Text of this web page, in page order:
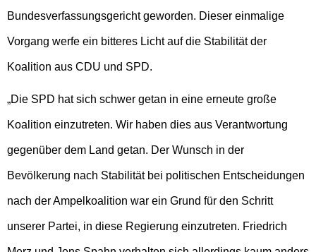
Bundesverfassungsgericht geworden. Dieser einmalige
Vorgang werfe ein bitteres Licht auf die Stabilität der
Koalition aus CDU und SPD.
„Die SPD hat sich schwer getan in eine erneute große
Koalition einzutreten. Wir haben dies aus Verantwortung
gegenüber dem Land getan. Der Wunsch in der
Bevölkerung nach Stabilität bei politischen Entscheidungen
nach der Ampelkoalition war ein Grund für den Schritt
unserer Partei, in diese Regierung einzutreten. Friedrich